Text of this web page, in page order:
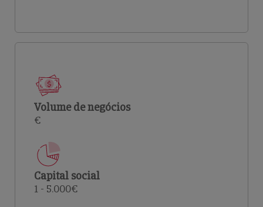
Volume de negócios
€
Capital social
1 - 5.000€